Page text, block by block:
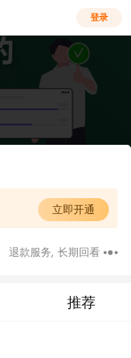
登录
立即开通
退款服务 长期回看
推荐